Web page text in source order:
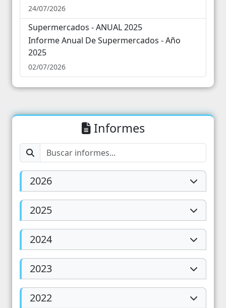
24/07/2026
Supermercados - ANUAL 2025
Informe Anual De Supermercados - Año
2025
02/07/2026
Informes
2026
2025
2024
2023
2022